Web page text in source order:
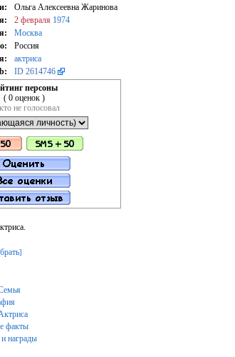
Ольга Алексеевна Жаринова
2 февраля 1974
Москва
Россия
актриса
ID 2614746
персоны
( 0 оценок )
не голосовал
]
факты
награды